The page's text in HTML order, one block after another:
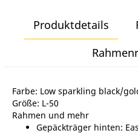
Produktdetails
Farbe: Low sparkling black/
Größe: L-50
Rahmen und mehr
Gepäckträger hinten: